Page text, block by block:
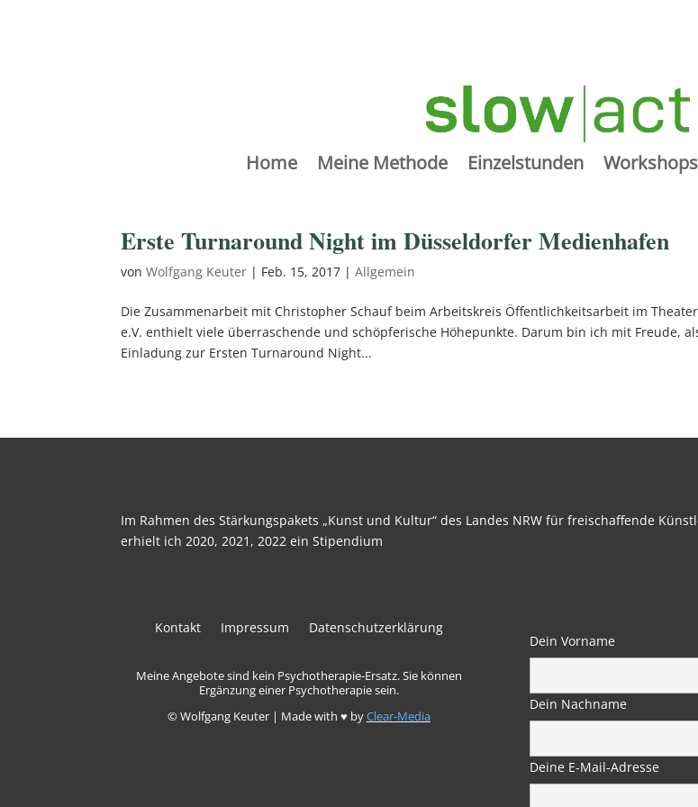
Home Meine Methode Einzelstunden Workshops
Erste Turnaround Night im Düsseldorfer Medienhafen
vonWolfgang Keuter | Feb. 15, 2017 |Allgemein
Die Zusammenarbeit mit Christopher Schauf beim Arbeitskreis Öffentlichkeitsarbeit im
e.V. enthielt viele überraschende und schöpferische Höhepunkte. Darum bin ich mit Freude,
Einladung zur Ersten Turnaround Night...
Im Rahmen des Stärkungspakets „Kunst und Kultur“ des Landes NRW für freischaffende
erhielt ich 2020, 2021, 2022 ein Stipendium
Kontakt Impressum Datenschutzerklärung
Meine Angebote sind kein Psychotherapie-Ersatz. Sie können
Ergänzung einer Psychotherapie sein.
© Wolfgang Keuter | Made with ♥ byClear-Media
Dein Vorname
Dein Nachname
Deine E-Mail-Adresse